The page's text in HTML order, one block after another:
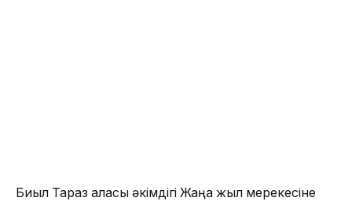
Биыл Тараз қаласы әкімдігі Жаңа жыл мерекесіне